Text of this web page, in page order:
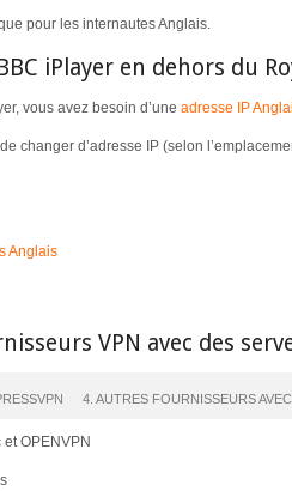
pour les internautes Anglais.
iPlayer en dehors du
vous avez besoin d’une adresse IP
changer d’adresse IP (selon
Anglais
VPN avec des
4. AUTRES FOURNISSEURS
et OPENVPN